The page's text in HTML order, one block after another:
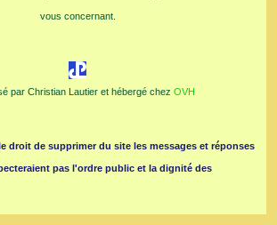
vous concernant.
par Christian Lautier et hébergé chez OVH
droit de supprimer du site les messages et réponses
pas l'ordre public et la dignité des